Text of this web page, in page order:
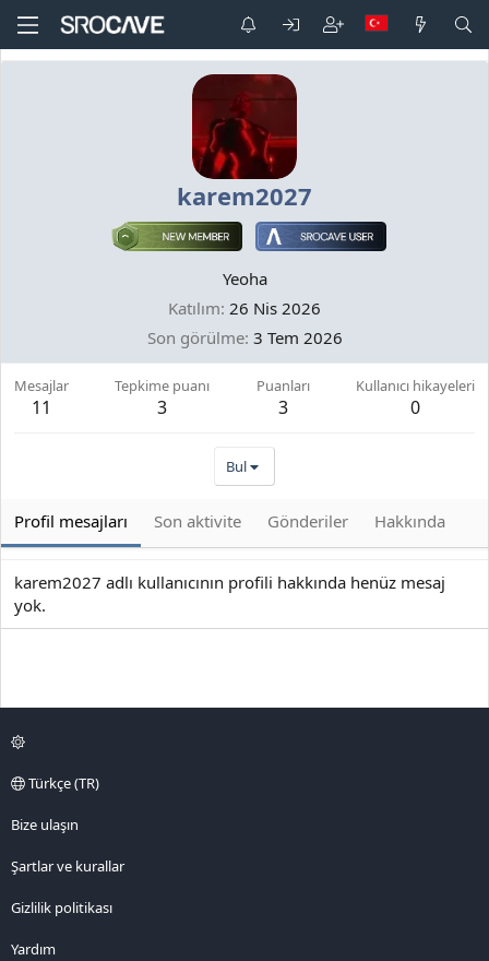
karem2027
Yeoha
Katılım 26 Nis 2026
Son görülme 3 Tem 2026
Mesajlar
11
Tepkime puanı
3
Puanları
3
Kullanıcı hikayeleri
0
Bul
Profil mesajları Son aktivite Gönderiler Hakkında
karem2027 adlı kullanıcının profili hakkında henüz mesaj
yok.
Türkçe (TR)
Bize ulaşın
Şartlar ve kurallar
Gizlilik politikası
Yardım